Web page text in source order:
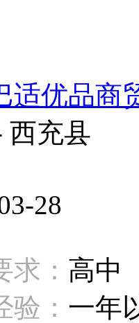
适优品商
西充县
28
求： 高中
验： 一年